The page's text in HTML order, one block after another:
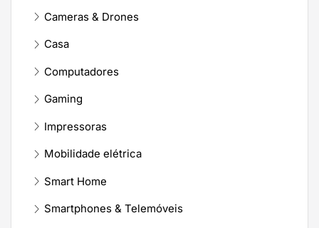
Cameras & Drones
Casa
Computadores
Gaming
Impressoras
Mobilidade elétrica
Smart Home
Smartphones & Telemóveis